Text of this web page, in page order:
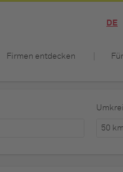
DE
Firmen entdecken
50 km